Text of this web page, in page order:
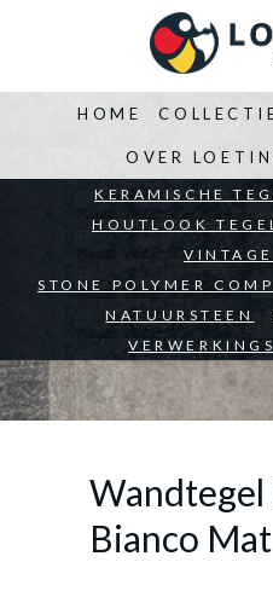
HOME
BEDRIJVEN
KERAMISCHE
HOUTLOOK
STONE POLYMER
NATUURSTEEN
OVER
Wandtegel
Bianco Mat